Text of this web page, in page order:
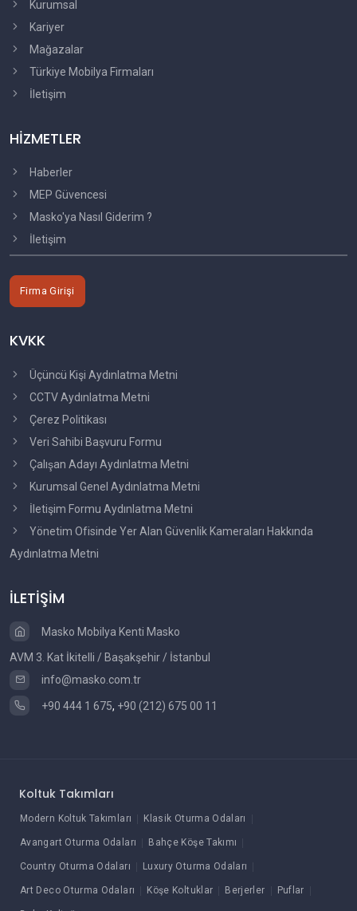
Kurumsal
Kariyer
Mağazalar
Türkiye Mobilya Firmaları
İletişim
HİZMETLER
Haberler
MEP Güvencesi
Masko'ya Nasıl Giderim ?
İletişim
Firma Girişi
KVKK
Üçüncü Kişi Aydınlatma Metni
CCTV Aydınlatma Metni
Çerez Politikası
Veri Sahibi Başvuru Formu
Çalışan Adayı Aydınlatma Metni
Kurumsal Genel Aydınlatma Metni
İletişim Formu Aydınlatma Metni
Yönetim Ofisinde Yer Alan Güvenlik Kameraları Hakkında
Aydınlatma Metni
İLETİŞİM
Masko Mobilya Kenti Masko
AVM 3. Kat İkitelli / Başakşehir / İstanbul
info@masko.com.tr
+90 444 1 675, +90 (212) 675 00 11
Koltuk Takımları
Modern Koltuk Takımları Klasik Oturma Odaları
Avangart Oturma Odaları Bahçe Köşe Takımı
Country Oturma Odaları Luxury Oturma Odaları
Art Deco Oturma Odaları Köşe Koltuklar Berjerler Puflar